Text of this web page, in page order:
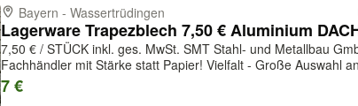
Bayern - Wassertrüdingen
7,50 € / STÜCK inkl. ges. MwSt. SMT Stahl- und Metallbau GmbH - Ihr
Fachhändler mit Stärke statt Papier! Vielfalt - Große Auswahl
Farben und Stärken. Flexibilität - Einzelbleche und in großen
erhältlich. Service - fachkundige ...
7 €